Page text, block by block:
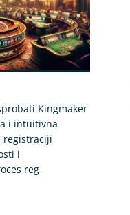
Kingmaker
i intuitivna
registraciji
i
reg